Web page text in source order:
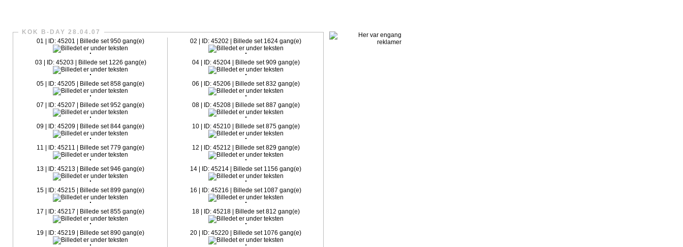
KOK B-DAY 28.04.07
01 | ID: 45201 | Billede set 950 gang(e)
02 | ID: 45202 | Billede set 1624 gang(e)
03 | ID: 45203 | Billede set 1226 gang(e) 04 | ID: 45204 | Billede set 909 gang(e)
05 | ID: 45205 | Billede set 858 gang(e) 06 | ID: 45206 | Billede set 832 gang(e)
07 | ID: 45207 | Billede set 952 gang(e) 08 | ID: 45208 | Billede set 887 gang(e)
09 | ID: 45209 | Billede set 844 gang(e) 10 | ID: 45210 | Billede set 875 gang(e)
11 | ID: 45211 | Billede set 779 gang(e) 12 | ID: 45212 | Billede set 829 gang(e)
13 | ID: 45213 | Billede set 946 gang(e) 14 | ID: 45214 | Billede set 1156 gang(e)
15 | ID: 45215 | Billede set 899 gang(e) 16 | ID: 45216 | Billede set 1087 gang(e)
17 | ID: 45217 | Billede set 855 gang(e) 18 | ID: 45218 | Billede set 812 gang(e)
19 | ID: 45219 | Billede set 890 gang(e) 20 | ID: 45220 | Billede set 1076 gang(e)